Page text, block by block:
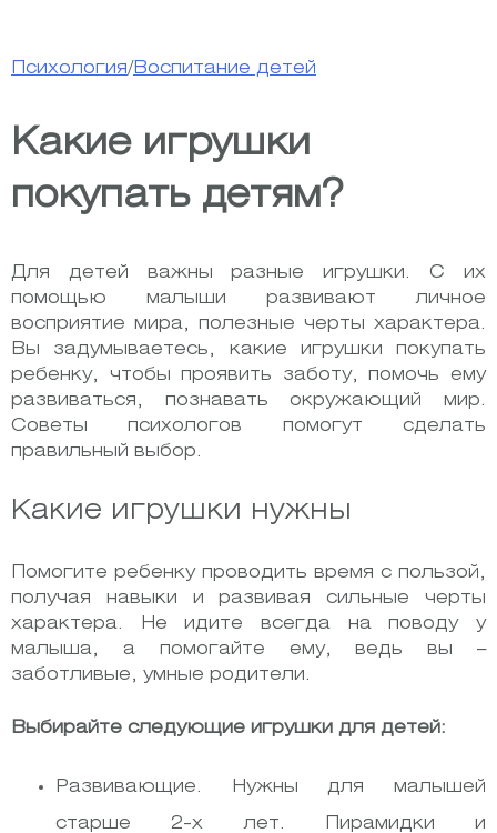
Психология/ Воспитание детей
Какие игрушки
покупать детям?
Для детей важны разные игрушки. С их
помощью малыши развивают личное
восприятие мира, полезные черты характера.
Вы задумываетесь, какие игрушки покупать
ребенку, чтобы проявить заботу, помочь ему
развиваться, познавать окружающий мир.
Советы психологов помогут сделать
правильный выбор.
Какие игрушки нужны
Помогите ребенку проводить время с пользой,
получая навыки и развивая сильные черты
характера. Не идите всегда на поводу у
малыша, а помогайте ему, ведь вы –
заботливые, умные родители.
Выбирайте следующие игрушки для детей:
Развивающие. Нужны для малышей
старше 2-х лет. Пирамидки и